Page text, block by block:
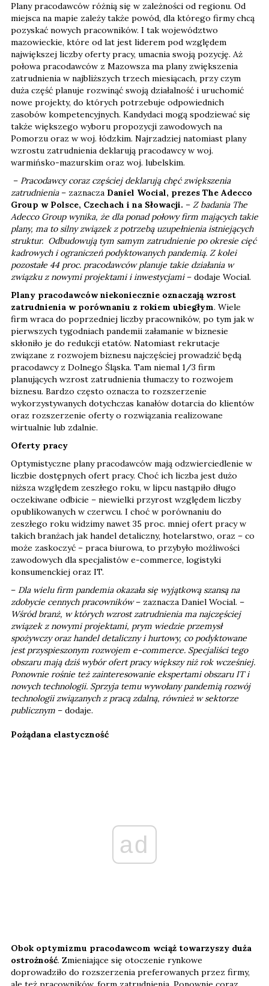
Plany pracodawców różnią się w zależności od regionu. Od
miejsca na mapie zależy także powód, dla którego firmy chcą
pozyskać nowych pracowników. I tak województwo
mazowieckie, które od lat jest liderem pod względem
największej liczby oferty pracy, umacnia swoją pozycję. Aż
połowa pracodawców z Mazowsza ma plany zwiększenia
zatrudnienia w najbliższych trzech miesiącach, przy czym
duża część planuje rozwinąć swoją działalność i uruchomić
nowe projekty, do których potrzebuje odpowiednich
zasobów kompetencyjnych. Kandydaci mogą spodziewać się
także większego wyboru propozycji zawodowych na
Pomorzu oraz w woj. łódzkim. Najrzadziej natomiast plany
wzrostu zatrudnienia deklarują pracodawcy w woj.
warmińsko-mazurskim oraz woj. lubelskim.
– Pracodawcy coraz częściej deklarują chęć zwiększenia
zatrudnienia – zaznacza Daniel Wocial, prezes The Adecco
Group w Polsce, Czechach i na Słowacji. – Z badania The
Adecco Group wynika, że dla ponad połowy firm mających takie
plany, ma to silny związek z potrzebą uzupełnienia istniejących
struktur. Odbudowują tym samym zatrudnienie po okresie cięć
kadrowych i ograniczeń podyktowanych pandemią. Z kolei
pozostałe 44 proc. pracodawców planuje takie działania w
związku z nowymi projektami i inwestycjami – dodaje Wocial.
Plany pracodawców niekoniecznie oznaczają wzrost
zatrudnienia w porównaniu z rokiem ubiegłym. Wiele
firm wraca do poprzedniej liczby pracowników, po tym jak w
pierwszych tygodniach pandemii załamanie w biznesie
skłoniło je do redukcji etatów. Natomiast rekrutacje
związane z rozwojem biznesu najczęściej prowadzić będą
pracodawcy z Dolnego Śląska. Tam niemal 1/3 firm
planujących wzrost zatrudnienia tłumaczy to rozwojem
biznesu. Bardzo często oznacza to rozszerzenie
wykorzystywanych dotychczas kanałów dotarcia do klientów
oraz rozszerzenie oferty o rozwiązania realizowane
wirtualnie lub zdalnie.
Oferty pracy
Optymistyczne plany pracodawców mają odzwierciedlenie w
liczbie dostępnych ofert pracy. Choć ich liczba jest dużo
niższa względem zeszłego roku, w lipcu nastąpiło długo
oczekiwane odbicie – niewielki przyrost względem liczby
opublikowanych w czerwcu. I choć w porównaniu do
zeszłego roku widzimy nawet 35 proc. mniej ofert pracy w
takich branżach jak handel detaliczny, hotelarstwo, oraz – co
może zaskoczyć – praca biurowa, to przybyło możliwości
zawodowych dla specjalistów e-commerce, logistyki
konsumenckiej oraz IT.
– Dla wielu firm pandemia okazała się wyjątkową szansą na
zdobycie cennych pracowników– zaznacza Daniel Wocial. –
Wśród branż, w których wzrost zatrudnienia ma najczęściej
związek z nowymi projektami, prym wiedzie przemysł
spożywczy oraz handel detaliczny i hurtowy, co podyktowane
jest przyspieszonym rozwojem e-commerce. Specjaliści tego
obszaru mają dziś wybór ofert pracy większy niż rok wcześniej.
Ponownie rośnie też zainteresowanie ekspertami obszaru IT i
nowych technologii. Sprzyja temu wywołany pandemią rozwój
technologii związanych z pracą zdalną, również w sektorze
publicznym – dodaje.
Pożądana elastyczność
ad
Obok optymizmu pracodawcom wciąż towarzyszy duża
ostrożność. Zmieniające się otoczenie rynkowe
doprowadziło do rozszerzenia preferowanych przez firmy,